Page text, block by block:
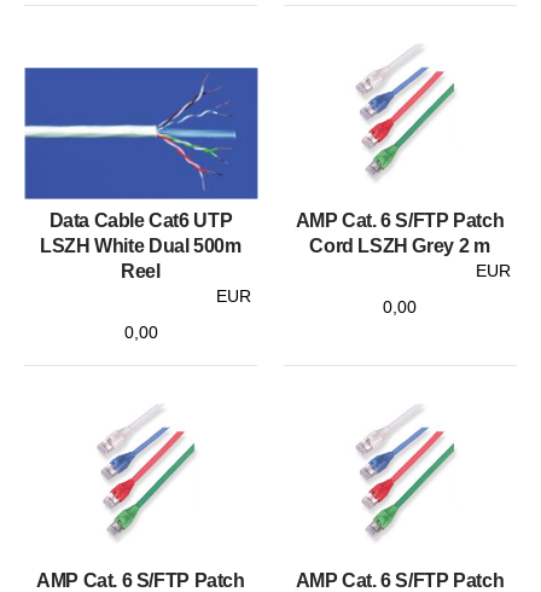
Data Cable Cat6 UTP
LSZH White Dual 500m
Reel
EUR
0,00
AMP Cat. 6 S/FTP Patch
Cord LSZH Grey 2 m
EUR
0,00
AMP Cat. 6 S/FTP Patch
AMP Cat. 6 S/FTP Patch